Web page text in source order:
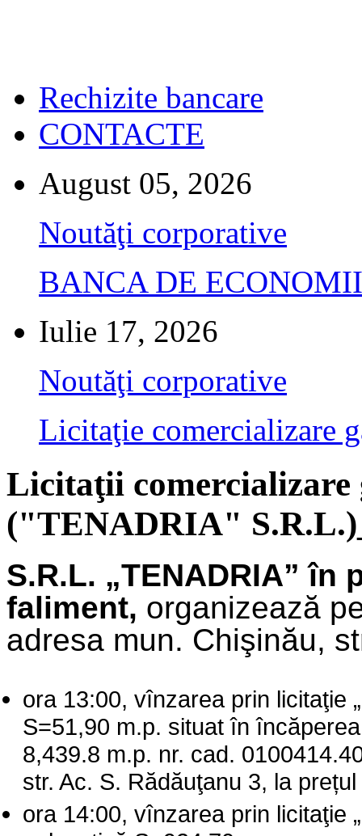
Rechizite bancare
CONTACTE
August 05, 2026
Noutăţi corporative
BANCA DE
Iulie 17, 2026
Noutăţi corporative
Licitaţie comercializare
Licitaţii
("TENADRIA"
S.R.L. „TENADRIA” în
faliment, organizează
adresa mun. Chişinău,
ora 13:00, vînzarea prin licitaţie
S=51,90 m.p. situat în
8,439.8 m.p. nr. cad.
str. Ac. S. Rădăuţanu 3, la
ora 14:00, vînzarea prin licitaţie